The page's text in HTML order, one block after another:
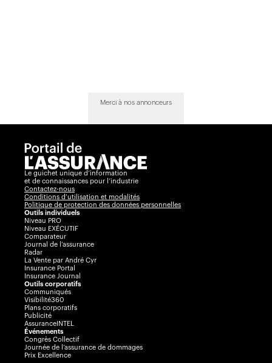
Merci à nos annonceurs
Le guichet unique d’information
et de connaissances pour l’industrie
Contactez-nous
Conditions d’utilisation et modalités
Politique de protection des données personnelles
Outils individuels
Niveau PRO
Niveau EXÉCUTIF
Comparateur
Journal de l’assurance
Radar
La Vente par André Cyr
Insurance Portal
Insurance Journal
Outils corporatifs
Communiqués
Visibilité360
Plans corporatifs
Publicité
AssuranceINTEL
Événements
Congrès Collectif
Journée de l’assurance de dommages
Prix Excellence